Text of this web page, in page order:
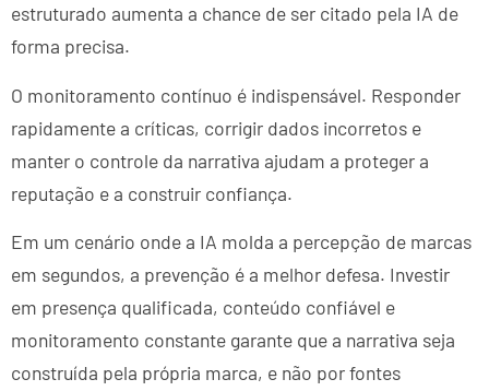
estruturado aumenta a chance de ser citado pela IA de
forma precisa.
O monitoramento contínuo é indispensável. Responder
rapidamente a críticas, corrigir dados incorretos e
manter o controle da narrativa ajudam a proteger a
reputação e a construir confiança.
Em um cenário onde a IA molda a percepção de marcas
em segundos, a prevenção é a melhor defesa. Investir
em presença qualificada, conteúdo confiável e
monitoramento constante garante que a narrativa seja
construída pela própria marca, e não por fontes